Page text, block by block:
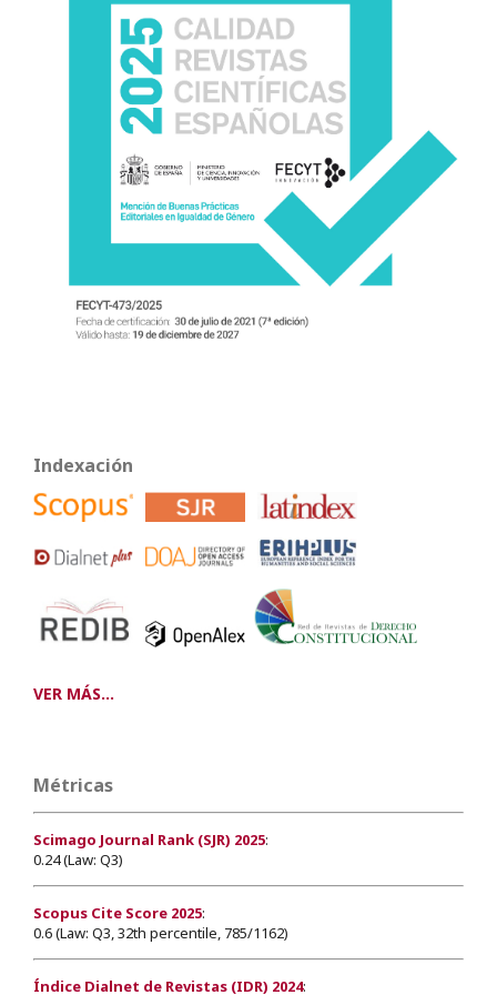
Indexación
VER MÁS...
Métricas
Scimago Journal Rank (SJR) 2025:
0.24 (Law: Q3)
Scopus Cite Score 2025:
0.6 (Law: Q3, 32th percentile, 785/1162)
Índice Dialnet de Revistas (IDR) 2024: